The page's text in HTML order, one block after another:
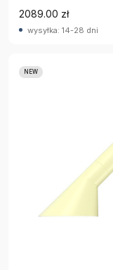
2089.00 zł
wysyłka: 14-28 dni
NEW